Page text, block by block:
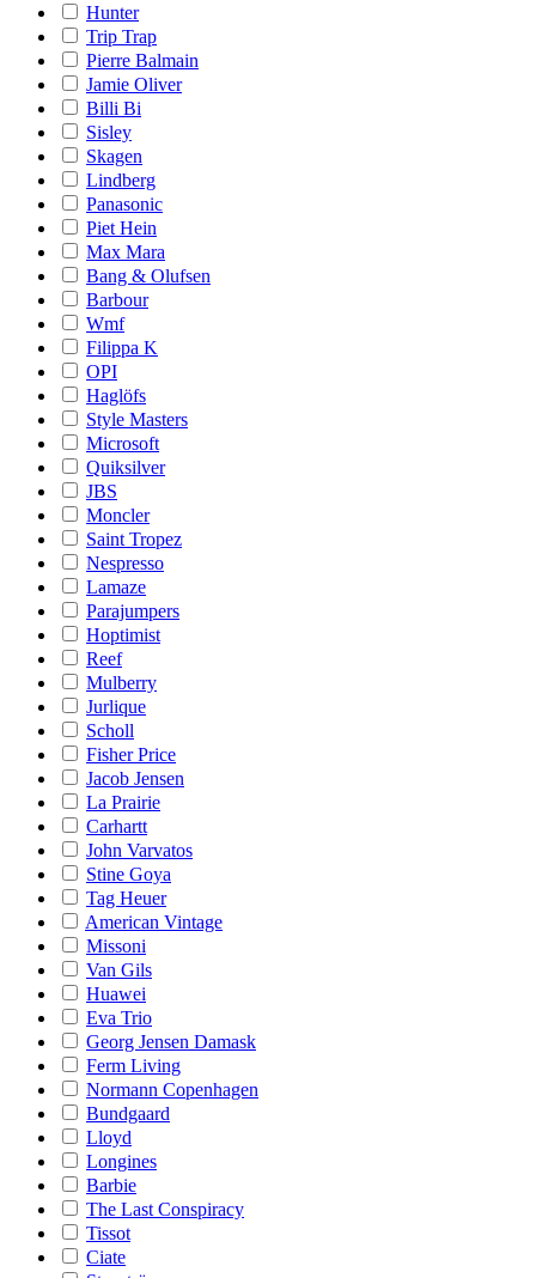
Hunter
Trip Trap
Pierre Balmain
Jamie Oliver
Billi Bi
Sisley
Skagen
Lindberg
Panasonic
Piet Hein
Max Mara
Bang & Olufsen
Barbour
Wmf
Filippa K
OPI
Haglöfs
Style Masters
Microsoft
Quiksilver
JBS
Moncler
Saint Tropez
Nespresso
Lamaze
Parajumpers
Hoptimist
Reef
Mulberry
Jurlique
Scholl
Fisher Price
Jacob Jensen
La Prairie
Carhartt
John Varvatos
Stine Goya
Tag Heuer
American Vintage
Missoni
Van Gils
Huawei
Eva Trio
Georg Jensen Damask
Ferm Living
Normann Copenhagen
Bundgaard
Lloyd
Longines
Barbie
The Last Conspiracy
Tissot
Ciate